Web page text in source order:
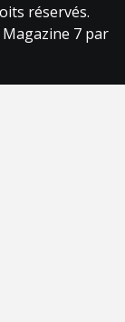
réservés.
Magazine 7 par